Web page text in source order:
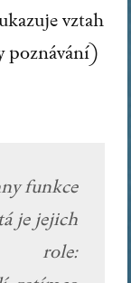
vztah
poznávání)
funkce
je jejich
role: